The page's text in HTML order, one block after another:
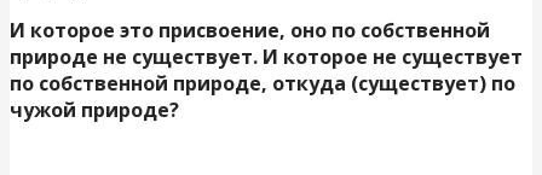
И которое это присвоение, оно по собственной
природе не существует. И которое не существует
по собственной природе, откуда (существует) по
чужой природе?